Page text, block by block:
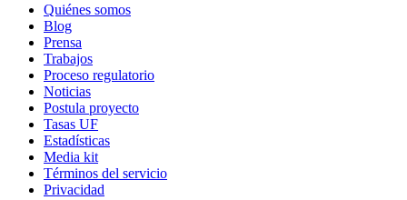
Quiénes somos
Blog
Prensa
Trabajos
Proceso regulatorio
Noticias
Postula proyecto
Tasas UF
Estadísticas
Media kit
Términos del servicio
Privacidad